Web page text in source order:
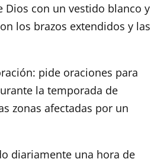
Dios con un vestido blanco y
los brazos extendidos y las
pide oraciones para
la temporada de
zonas afectadas por un
diariamente una hora de